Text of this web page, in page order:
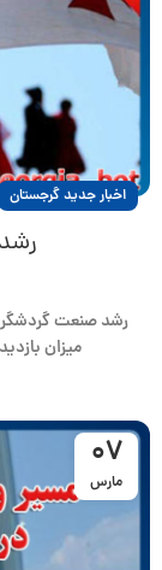
اخبار جدید گرجستان
رشد صنعت
میزان
07
مارس